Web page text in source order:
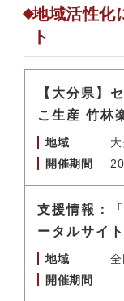
地域活性化
ト
【大分県】
こ生産 竹林
地域
開催期間
支援情報：
ータルサイト
地域
全
開催期間